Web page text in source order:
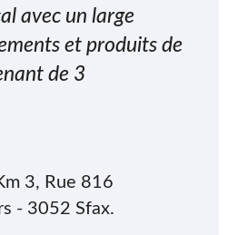
avec un large
et produits de
de 3
3, Rue 816
- 3052 Sfax.